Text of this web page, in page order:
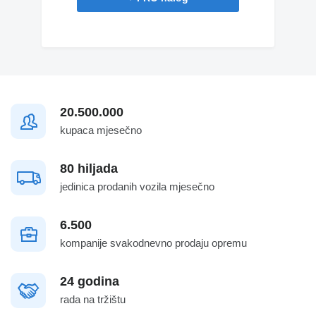
20.500.000
kupaca mjesečno
80 hiljada
jedinica prodanih vozila mjesečno
6.500
kompanije svakodnevno prodaju opremu
24 godina
rada na tržištu